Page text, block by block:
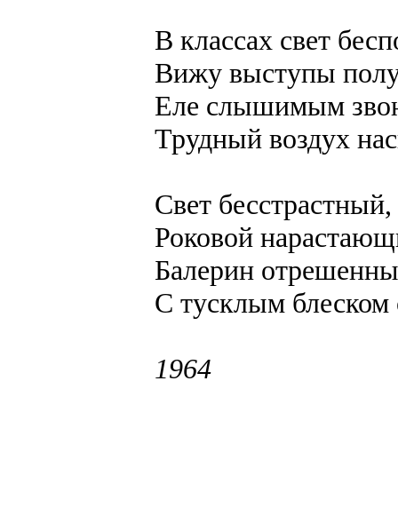
В классах свет
Вижу выступы
Еле слышимым
Трудный воздух
Свет
Роковой
Балерин
С тусклым блеском
1964